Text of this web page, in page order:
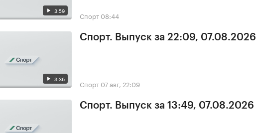
3:59 Спорт 08:44
3:36
Спорт. Выпуск за 22:09, 07.08.2026
Спорт 07 авг, 22:09
Спорт. Выпуск за 13:49, 07.08.2026